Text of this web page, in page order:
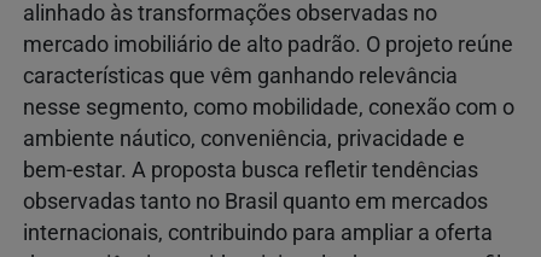
alinhado às transformações observadas no
mercado imobiliário de alto padrão. O projeto reúne
características que vêm ganhando relevância
nesse segmento, como mobilidade, conexão com o
ambiente náutico, conveniência, privacidade e
bem-estar. A proposta busca refletir tendências
observadas tanto no Brasil quanto em mercados
internacionais, contribuindo para ampliar a oferta